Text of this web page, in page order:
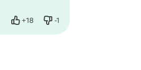
+18
Нравится -1
Не нравится